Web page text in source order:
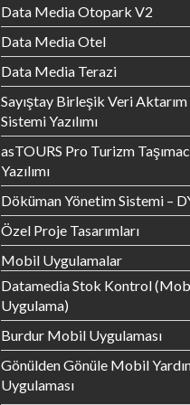
Data Media Otopark V2
Data Media Otel
Data Media Terazi
Sayıştay Birleşik Veri Aktarım
Sistemi Yazılımı
asTOURS Pro Turizm
Yazılımı
Döküman Yönetim Sistemi –
Özel Proje Tasarımları
Mobil Uygulamalar
Datamedia Stok Kontrol
Uygulama)
Burdur Mobil Uygulaması
Gönülden Gönüle Mobil
Uygulaması